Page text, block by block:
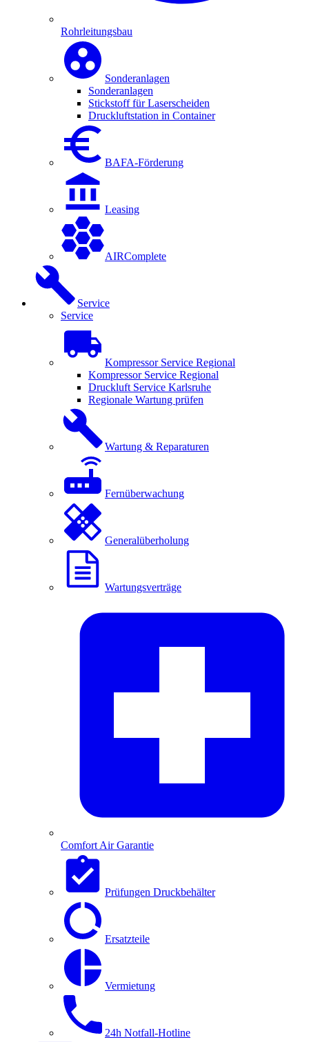
Rohrleitungsbau
Sonderanlagen
Sonderanlagen
Stickstoff für Laserscheiden
Druckluftstation in Container
BAFA-Förderung
Leasing
AIRComplete
Service
Service
Kompressor Service Regional
Kompressor Service Regional
Druckluft Service Karlsruhe
Regionale Wartung prüfen
Wartung & Reparaturen
Fernüberwachung
Generalüberholung
Wartungsverträge
Comfort Air Garantie
Prüfungen Druckbehälter
Ersatzteile
Vermietung
24h Notfall-Hotline